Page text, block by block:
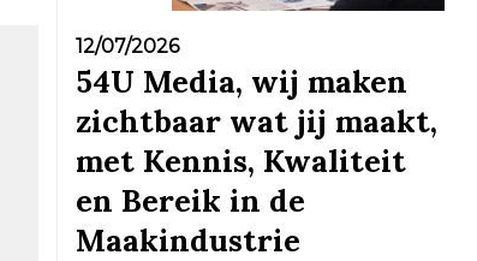
12/07/2026
54U Media, wij maken
zichtbaar wat jij maakt,
met Kennis, Kwaliteit
en Bereik in de
Maakindustrie